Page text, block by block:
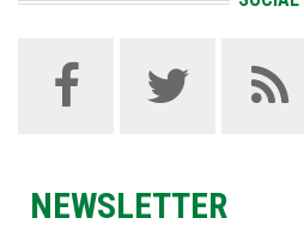
NEWSLETTER